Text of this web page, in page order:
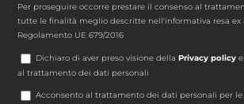
Per proseguire occorre prestare il consenso al
tutte le finalità meglio descritte nell'informativa resa ex
Regolamento UE 679/2016
Dichiaro di aver preso visione dellaPrivacy policy
al trattamento dei dati personali
Acconsento al trattamento dei dati personali per